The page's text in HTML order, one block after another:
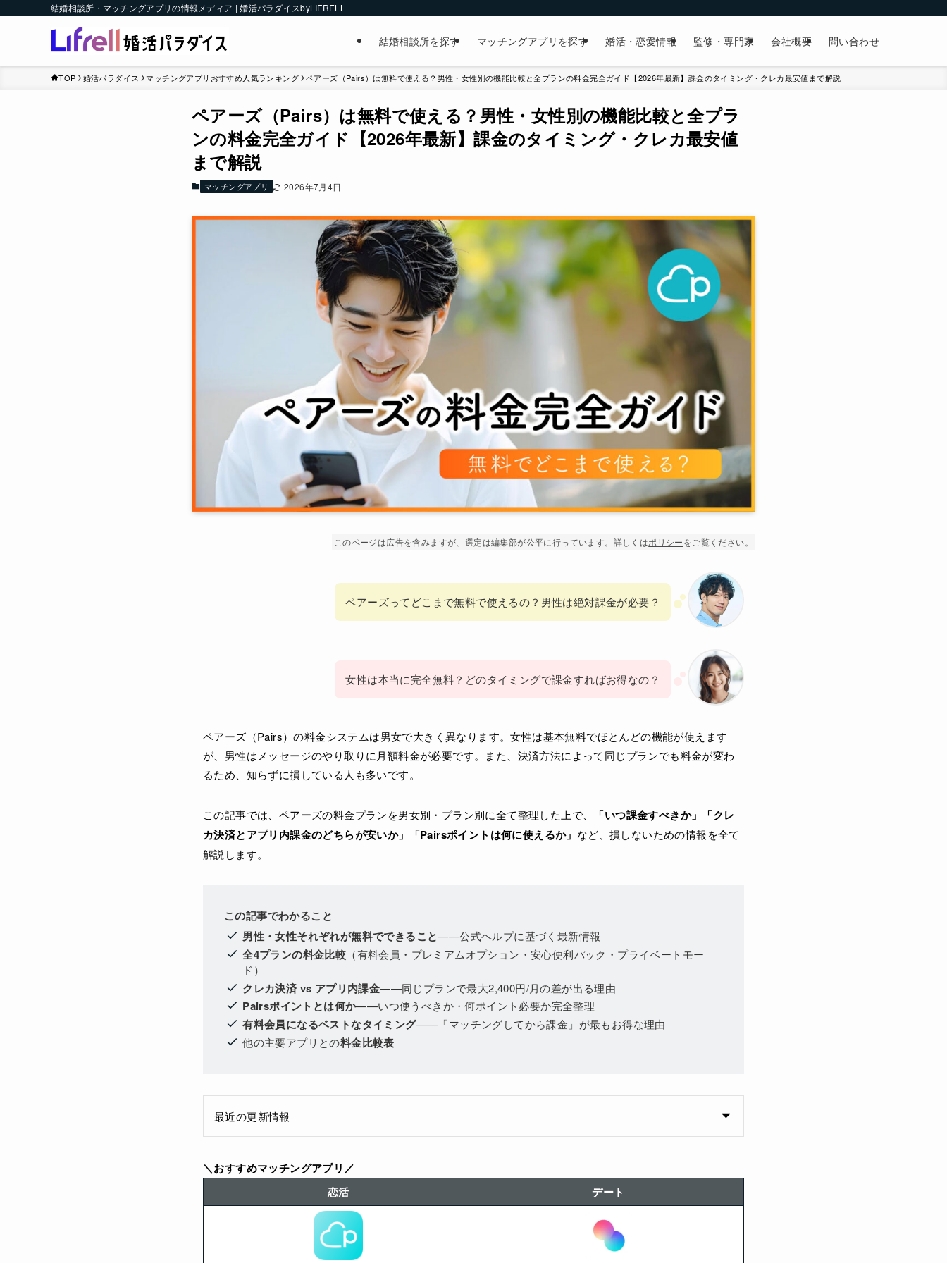
結婚相談所・マッチングアプリの情報メディア | 婚活パラダイスbyLIFRELL
結婚相談所を探す マッチングアプリを探す 婚活・恋愛情報 監修・専門家 会社概要 問い合わせ
TOP 婚活パラダイス マッチングアプリおすすめ人気ランキング ペアーズ（Pairs）は無料で使える？男性・女性別の機能比較と全プランの料金完全ガイド【2026年最新】課金のタイミング・クレカ最安値まで解説
ペアーズ（Pairs）は無料で使える？男性・女性別の機能比較と全プラ
ンの料金完全ガイド【2026年最新】課金のタイミング・クレカ最安値
まで解説
マッチングアプリ 2026年7月4日
このページは広告を含みますが、選定は編集部が公平に行っています。詳しくはポリシーをご覧ください。
ペアーズってどこまで無料で使えるの？男性は絶対課金が必要？
女性は本当に完全無料？どのタイミングで課金すればお得なの？
ペアーズ（Pairs）の料金システムは男女で大きく異なります。女性は基本無料でほとんどの機能が使えます
が、男性はメッセージのやり取りに月額料金が必要です。また、決済方法によって同じプランでも料金が変わ
るため、知らずに損している人も多いです。
この記事では、ペアーズの料金プランを男女別・プラン別に全て整理した上で、
「いつ課金すべきか」「クレ
カ決済とアプリ内課金のどちらが安いか」「Pairsポイントは何に使えるか」 など、損しないための情報を全て
解説します。
この記事でわかること
男性・女性それぞれが無料でできること——公式ヘルプに基づく最新情報
全4プランの料金比較 （有料会員・プレミアムオプション・安心便利パック・プライベートモー
ド）
クレカ決済 vs アプリ内課金——同じプランで最大2,400円/月の差が出る理由
Pairsポイントとは何か——いつ使うべきか・何ポイント必要か完全整理
有料会員になるベストなタイミング——「マッチングしてから課金」が最もお得な理由
他の主要アプリとの料金比較表
最近の更新情報
＼おすすめマッチングアプリ／
恋活
デート